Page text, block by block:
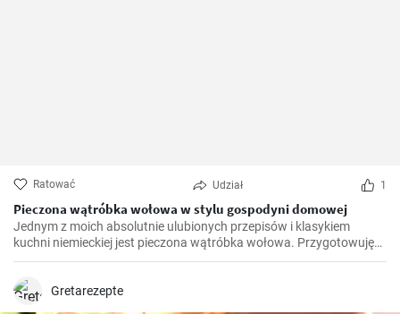
Ratować Udział 1
Pieczona wątróbka wołowa w stylu gospodyni domowej
Jednym z moich absolutnie ulubionych przepisów i klasykiem
kuchni niemieckiej jest pieczona wątróbka wołowa. Przygotowuję
to danie we własnej kuchni od lat i z czasem wprowadziłem drobne
się nim z wami tutaj.
Gretarezepte